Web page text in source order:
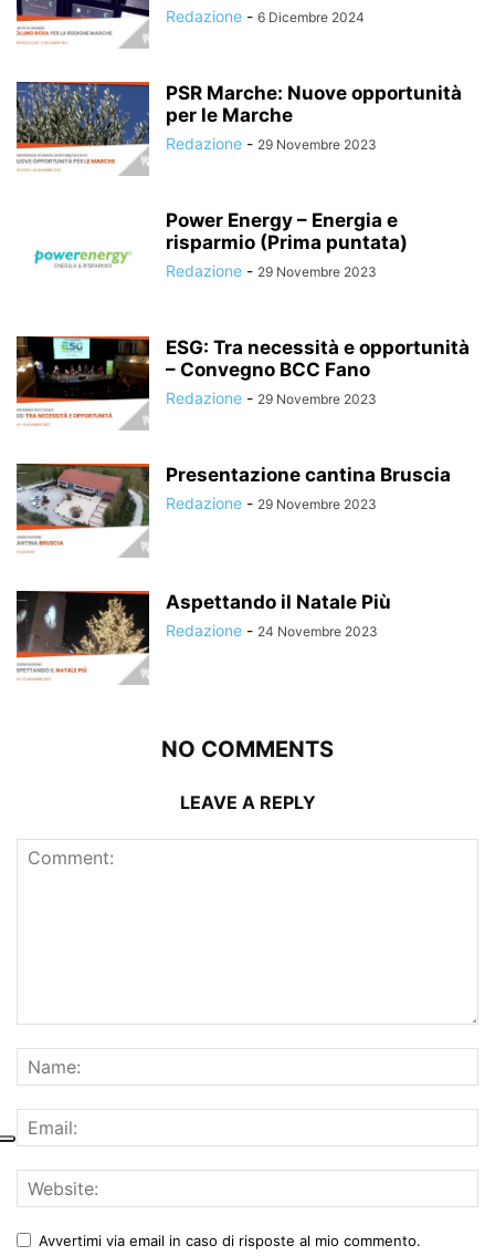
Redazione - 6 Dicembre 2024
PSR Marche: Nuove opportunità
per le Marche
Redazione - 29 Novembre 2023
Power Energy – Energia e
risparmio (Prima puntata)
Redazione - 29 Novembre 2023
ESG: Tra necessità e opportunità
– Convegno BCC Fano
Redazione - 29 Novembre 2023
Presentazione cantina Bruscia
Redazione - 29 Novembre 2023
Aspettando il Natale Più
Redazione - 24 Novembre 2023
NO COMMENTS
LEAVE A REPLY
Avvertimi via email in caso di risposte al mio commento.